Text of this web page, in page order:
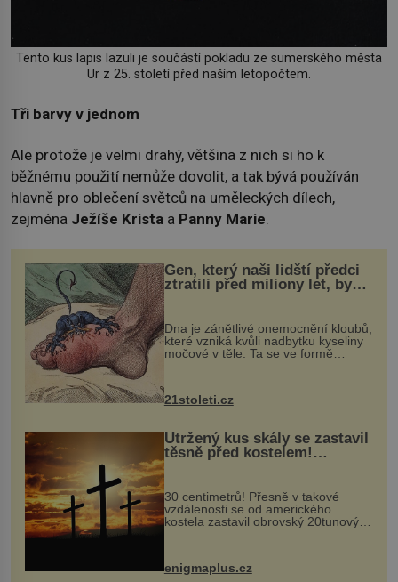
Tento kus lapis lazuli je součástí pokladu ze sumerského města
Ur z 25. století před naším letopočtem.
Tři barvy v jednom
Ale protože je velmi drahý, většina z nich si ho k
běžnému použití nemůže dovolit, a tak bývá používán
hlavně pro oblečení světců na uměleckých dílech,
zejména Ježíše Krista a Panny Marie
Gen, který naši lidští předci
ztratili před miliony let, by
mohl pomoci s léčbou
„nemoci králů“
Dna je zánětlivé onemocnění kloubů,
které vzniká kvůli nadbytku kyseliny
močové v těle. Ta se ve formě
nohou, a způsobuje bole...
21stoleti.cz
Utržený kus skály se zastavil
těsně před kostelem!
Ochránila ho boží síla?
30 centimetrů! Přesně v takové
vzdálenosti se od amerického
kostela zastavil obrovský 20tunový
...
enigmaplus.cz